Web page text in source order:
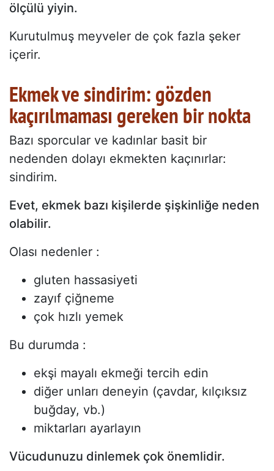
ölçülü yiyin.
Kurutulmuş meyveler de çok fazla şeker
içerir.
Ekmek ve sindirim: gözden
kaçırılmaması gereken bir nokta
Bazı sporcular ve kadınlar basit bir
nedenden dolayı ekmekten kaçınırlar:
sindirim.
Evet, ekmek bazı kişilerde şişkinliğe neden
olabilir.
Olası nedenler :
gluten hassasiyeti
zayıf çiğneme
çok hızlı yemek
Bu durumda :
ekşi mayalı ekmeği tercih edin
diğer unları deneyin (çavdar, kılçıksız
buğday, vb.)
miktarları ayarlayın
Vücudunuzu dinlemek çok önemlidir.